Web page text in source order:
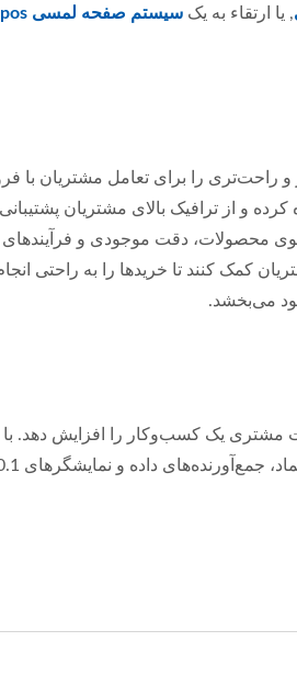
, یا ارتقاء به یک سیستم صفحه لمسی pos
را برای تعامل مشتریان با
محصولات، دقت موجودی و فرآیندهای
کمک کنند تا خریدها را به راحتی
می‌بخشد.